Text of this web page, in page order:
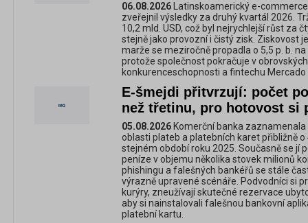
06.08.2026 Latinskoamerický e-
zveřejnil výsledky za druhý kvartál 2026.
10,2 mld. USD, což byl nejrychlejší růst za
stejně jako provozní i čistý zisk. Ziskovost
marže se meziročně propadla o 5,5 p. b. na
protože společnost pokračuje v
konkurenceschopnosti a fintechu Mercado
E-šmejdi přitvrzují: počet
než třetinu, pro hotovost si
05.08.2026 Komerční banka
oblasti plateb a platebních karet přibližně o
stejném období roku 2025. Současně se jí
peníze v objemu několika stovek milionů
phishingu a falešných bankéřů se stále
výrazně upravené scénáře. Podvodníci si
kurýry, zneužívají skutečné rezervace
aby si nainstalovali falešnou bankovní
platební kartu.